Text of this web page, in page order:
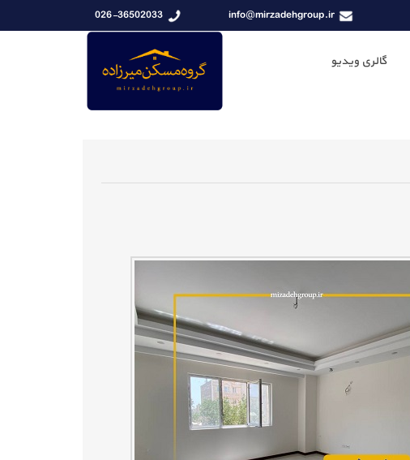
026-36502033 info@mirzadehgroup.ir
گالری ویدیو